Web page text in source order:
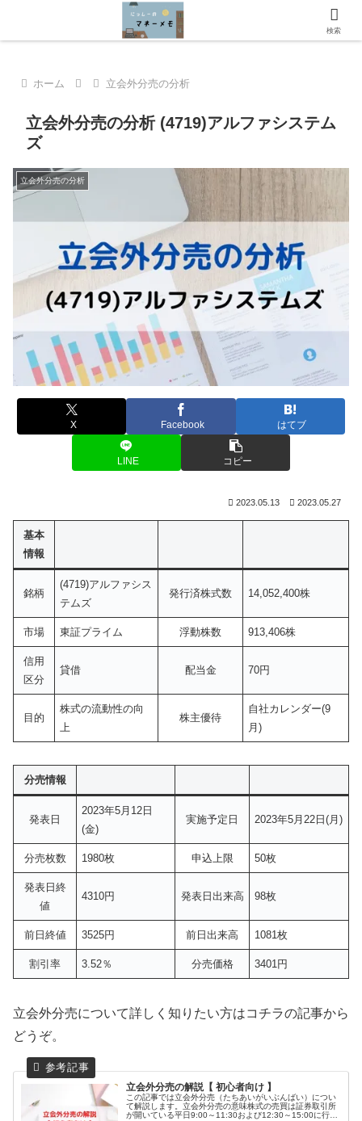
にっしーのマネーメモへようこそ！
ホーム 立会外分売の分析
立会外分売の分析 (4719)アルファシステム
ズ
立会外分売の分析
X Facebook はてブ
LINE コピー
2023.05.13 2023.05.27
基本
情報
銘柄
(4719)アルファシス
テムズ
発行済株式数 14,052,400株
市場 東証プライム 浮動株数 913,406株
信用
区分
貸借 配当金 70円
目的
株式の流動性の向
上
株主優待
自社カレンダー(9
月)
分売情報
発表日
2023年5月12日
(金)
実施予定日 2023年5月22日(月)
分売枚数 1980枚 申込上限 50枚
発表日終
値
4310円 発表日出来高 98枚
前日終値 3525円 前日出来高 1081枚
割引率 3.52％ 分売価格 3401円
立会外分売について詳しく知りたい方はコチラの記事から
どうぞ。
立会外分売の解説【 初心者向け 】
この記事では立会外分売（たちあいがいぶんばい）につい
て解説します。立会外分売の意味株式の売買は証券取引所
が開いている平日9:00～11:30および12:30～15:00に行わ
検索